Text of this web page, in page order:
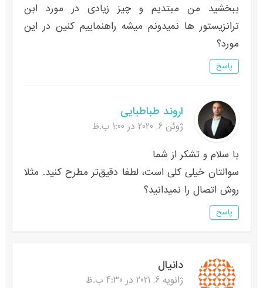
ببخشید من مبتدیم و چیز زیادی در مورد ابن
ترانزیستور ها نمیدونم میشه راهنماییم کنین در این
مورد؟
پاسخ
اروند طباطبایی
ژوئن 6, 2020 در 1:00 ب.ظ
با سلام و تشکر از شما
سوالتان خیلی کلی است، لطفا دقیق‌تر مطرح کنید. مثلا
روش اتصال را نمیدانید؟
پاسخ
دانیال
ژانویه 6, 2021 در 4:30 ب.ظ